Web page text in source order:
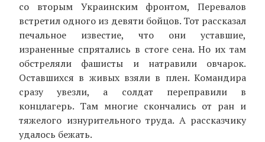
со вторым Украинским фронтом, Перевалов
встретил одного из девяти бойцов. Тот рассказал
печальное известие, что они уставшие,
израненные спрятались в стоге сена. Но их там
обстреляли фашисты и натравили овчарок.
Оставшихся в живых взяли в плен. Командира
сразу увезли, а солдат переправили в
концлагерь. Там многие скончались от ран и
тяжелого изнурительного труда. А рассказчику
удалось бежать.